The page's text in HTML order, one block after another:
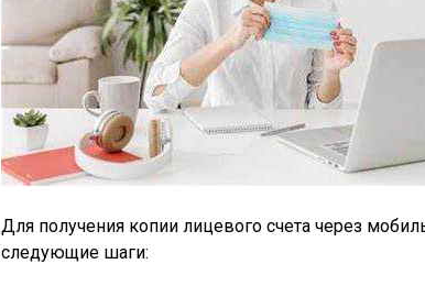
Для получения копии лицевого счета через
следующие шаги: